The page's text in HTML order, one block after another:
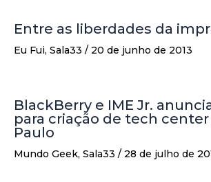
Entre as liberdades da
Eu Fui, Sala33 / 20 de junho de 2013
BlackBerry e IME Jr.
para criação de tech center
Paulo
Mundo Geek, Sala33 / 28 de julho de